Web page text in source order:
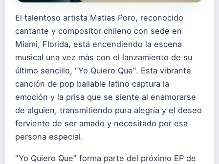
El talentoso artista Matias Poro, reconocido
cantante y compositor chileno con sede en
Miami, Florida, está encendiendo la escena
musical una vez más con el lanzamiento de su
último sencillo, "Yo Quiero Que". Esta vibrante
canción de pop bailable latino captura la
emoción y la prisa que se siente al enamorarse
de alguien, transmitiendo pura alegría y el deseo
ferviente de ser amado y necesitado por esa
persona especial.
"Yo Quiero Que" forma parte del próximo EP de